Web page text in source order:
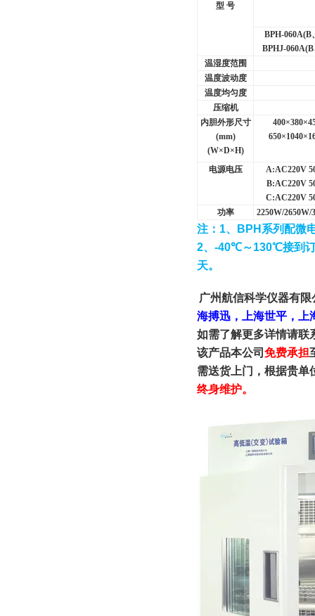
型 号
BPH-060A(B
BPHJ-060A(B
温湿度范围
温度波动度
温度均匀度
压缩机
内胆外形尺寸
(mm)
(W×D×H)
400
650
电源电压
A:AC220V
B:AC220V
C:AC220V
功率
2250W/2650W/
注： 1、 BPH 系列配微
2、 -40℃～130℃接到
天。
广州航信科学仪器有
海搏迅，上海世平，上
如需了解更多详情请联
该产品本公司 免费承担
需送货上门，根据贵单
终身维护。